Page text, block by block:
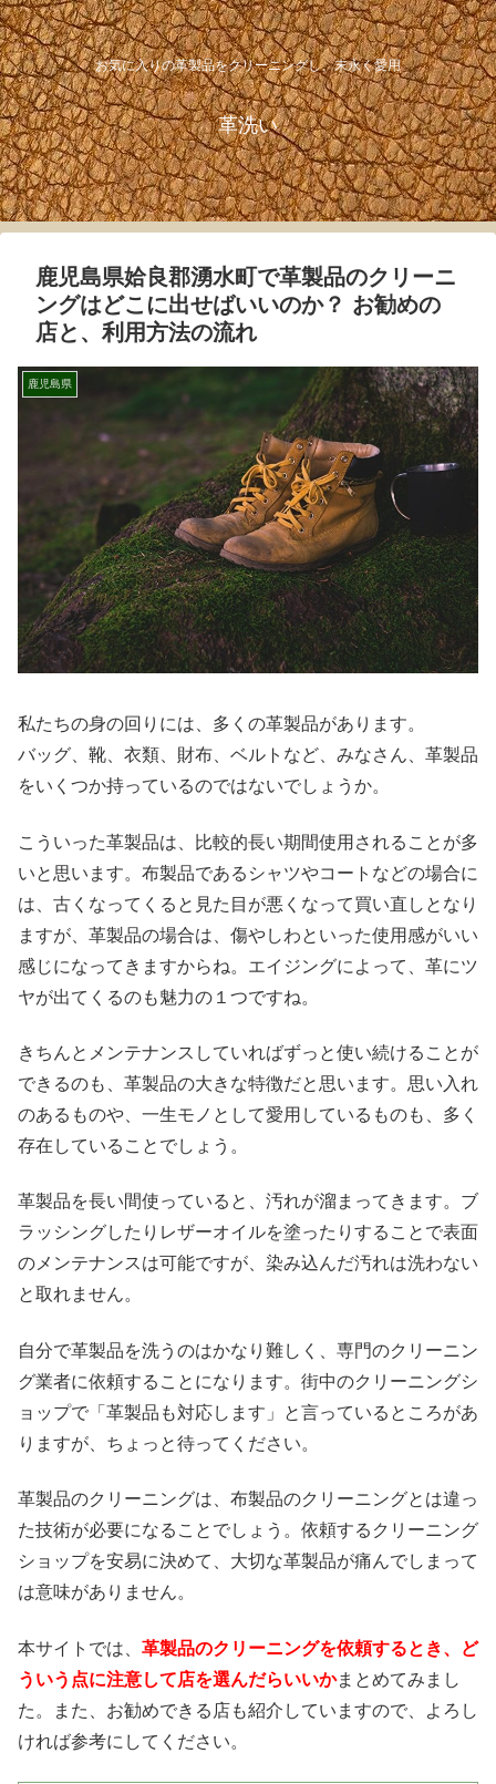
お気に入りの革製品をクリーニングし、末永く愛用
革洗い
鹿児島県姶良郡湧水町で革製品のクリーニ
ングはどこに出せばいいのか？ お勧めの
店と、利用方法の流れ
鹿児島県
私たちの身の回りには、多くの革製品があります。
バッグ、靴、衣類、財布、ベルトなど、みなさん、革製品
をいくつか持っているのではないでしょうか。
こういった革製品は、比較的長い期間使用されることが多
いと思います。布製品であるシャツやコートなどの場合に
は、古くなってくると見た目が悪くなって買い直しとなり
ますが、革製品の場合は、傷やしわといった使用感がいい
感じになってきますからね。エイジングによって、革にツ
ヤが出てくるのも魅力の１つですね。
きちんとメンテナンスしていればずっと使い続けることが
できるのも、革製品の大きな特徴だと思います。思い入れ
のあるものや、一生モノとして愛用しているものも、多く
存在していることでしょう。
革製品を長い間使っていると、汚れが溜まってきます。ブ
ラッシングしたりレザーオイルを塗ったりすることで表面
のメンテナンスは可能ですが、染み込んだ汚れは洗わない
と取れません。
自分で革製品を洗うのはかなり難しく、専門のクリーニン
グ業者に依頼することになります。街中のクリーニングシ
ョップで「革製品も対応します」と言っているところがあ
りますが、ちょっと待ってください。
革製品のクリーニングは、布製品のクリーニングとは違っ
た技術が必要になることでしょう。依頼するクリーニング
ショップを安易に決めて、大切な革製品が痛んでしまって
は意味がありません。
本サイトでは、 革製品のクリーニングを依頼するとき、ど
ういう点に注意して店を選んだらいいかまとめてみまし
た。また、お勧めできる店も紹介していますので、よろし
ければ参考にしてください。